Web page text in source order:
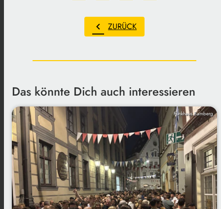
chevron_left ZURÜCK
Das könnte Dich auch interessieren
Funkhaus Bamberg